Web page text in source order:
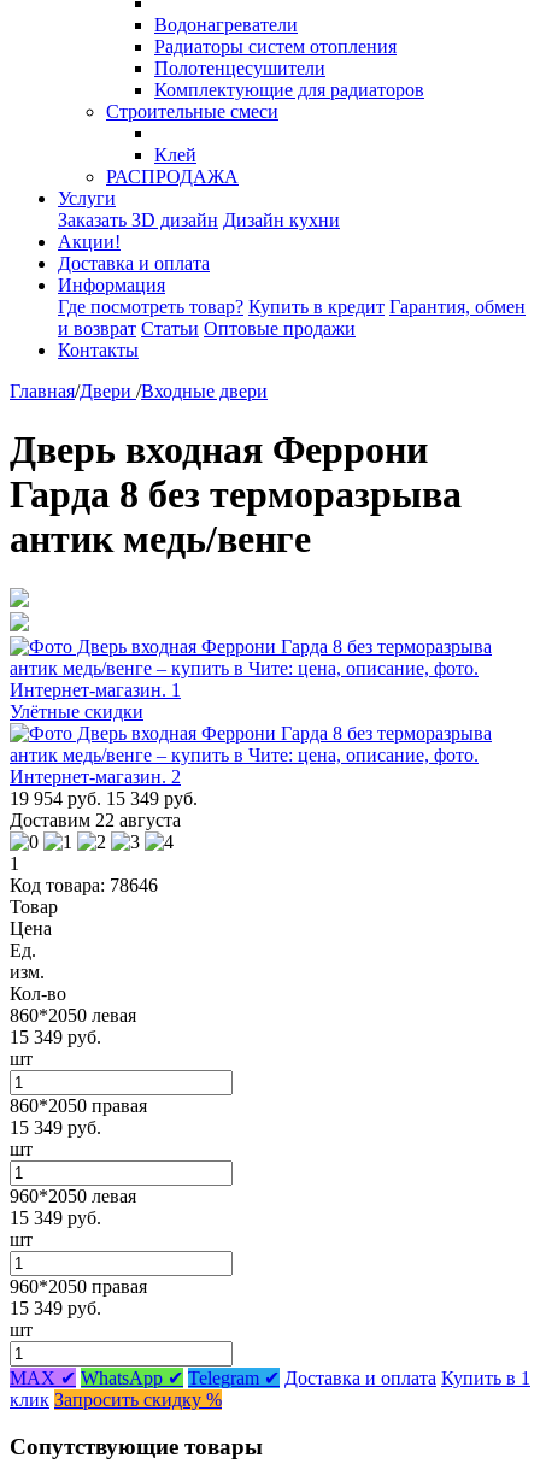
Водонагреватели
Радиаторы систем отопления
Полотенцесушители
Комплектующие для радиаторов
Строительные смеси
Клей
РАСПРОДАЖА
Услуги
Заказать 3D дизайн Дизайн кухни
Акции!
Доставка и оплата
Информация
Где посмотреть товар? Купить в кредит Гарантия, обмен
и возврат Статьи Оптовые продажи
Контакты
Главная/Двери /Входные двери
Дверь входная Феррони
Гарда 8 без терморазрыва
антик медь/венге
Улётные скидки
19 954 руб. 15 349 руб.
Доставим 22 августа
1
Код товара: 78646
Товар
Цена
Ед.
изм.
Кол-во
860*2050 левая
15 349 руб.
шт
860*2050 правая
15 349 руб.
шт
960*2050 левая
15 349 руб.
шт
960*2050 правая
15 349 руб.
шт
MAX ✔ WhatsApp ✔ Telegram ✔ Доставка и оплата Купить в 1
клик Запросить скидку %
Сопутствующие товары